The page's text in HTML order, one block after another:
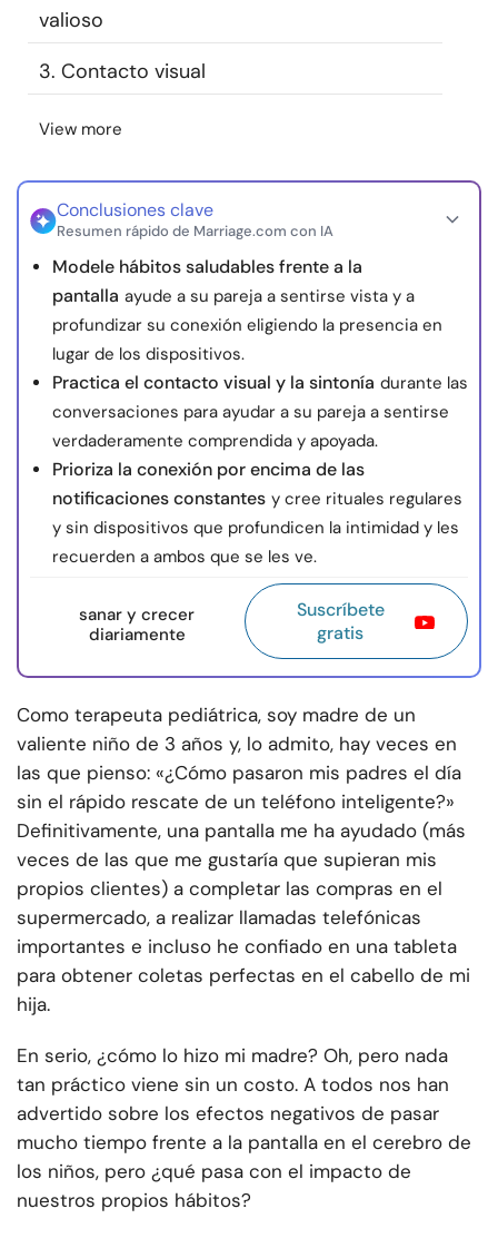
nosotros
© Copyright 2026. Todos los derechos reservados.
valioso
3. Contacto visual
View more
Conclusiones clave
Resumen rápido de Marriage.com con IA
Modele hábitos saludables frente a la
pantalla ayude a su pareja a sentirse vista y a
profundizar su conexión eligiendo la presencia en
lugar de los dispositivos.
Practica el contacto visual y la sintonía durante las
conversaciones para ayudar a su pareja a sentirse
verdaderamente comprendida y apoyada.
Prioriza la conexión por encima de las
notificaciones constantes y cree rituales regulares
y sin dispositivos que profundicen la intimidad y les
recuerden a ambos que se les ve.
sanar y crecer
diariamente
Suscríbete
gratis
Como terapeuta pediátrica, soy madre de un
valiente niño de 3 años y, lo admito, hay veces en
las que pienso: «¿Cómo pasaron mis padres el día
sin el rápido rescate de un teléfono inteligente?»
Definitivamente, una pantalla me ha ayudado (más
veces de las que me gustaría que supieran mis
propios clientes) a completar las compras en el
supermercado, a realizar llamadas telefónicas
importantes e incluso he confiado en una tableta
para obtener coletas perfectas en el cabello de mi
hija.
En serio, ¿cómo lo hizo mi madre? Oh, pero nada
tan práctico viene sin un costo. A todos nos han
advertido sobre los efectos negativos de pasar
mucho tiempo frente a la pantalla en el cerebro de
los niños, pero ¿qué pasa con el impacto de
nuestros propios hábitos?